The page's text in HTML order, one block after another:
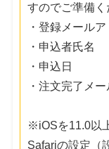
すのでご準備く
・登録メール
・申込者氏名
・申込日
・注文完了メー
※iOSを11.0以
Safariの設定（